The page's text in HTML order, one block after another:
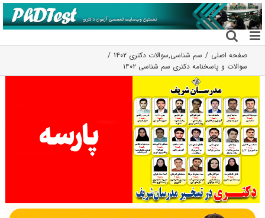
رفتن
به
محتوا
صفحه اصلی سم شناسی,سوالات دکتری ۱۴۰۲
سوالات و پاسخنامه دکتری سم شناسی ۱۴۰۲